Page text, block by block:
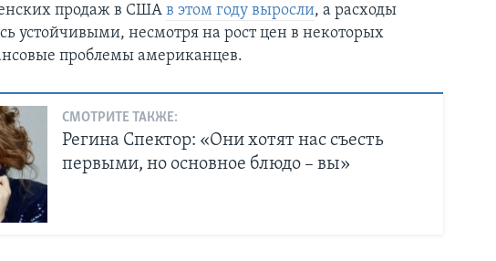
продаж в СШАв этом году выросли, а расходы
устойчивыми, несмотря на рост цен в некоторых
проблемы американцев.
СМОТРИТЕ ТАКЖЕ:
Регина Спектор: «Они хотят нас съесть
первыми, но основное блюдо – вы»